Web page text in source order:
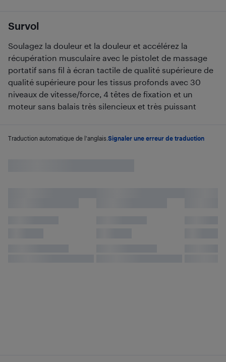
Survol
Soulagez la douleur et la douleur et accélérez la
récupération musculaire avec le pistolet de massage
portatif sans fil à écran tactile de qualité supérieure de
qualité supérieure pour les tissus profonds avec 30
niveaux de vitesse/force, 4 têtes de fixation et un
moteur sans balais très silencieux et très puissant
Traduction automatique de l'anglais. Signaler une erreur de traduction